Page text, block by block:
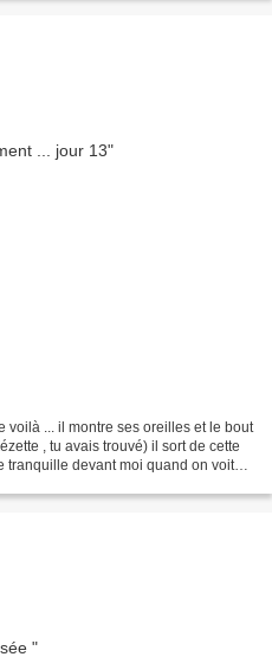
voilà ... il montre ses oreilles et le bout
, tu avais trouvé) il sort de cette
tranquille devant moi quand on voit